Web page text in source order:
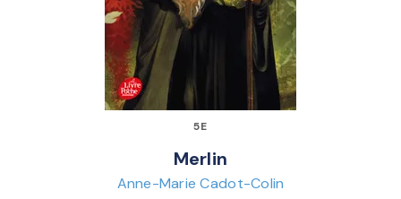
5E
Merlin
Anne-Marie Cadot-Colin